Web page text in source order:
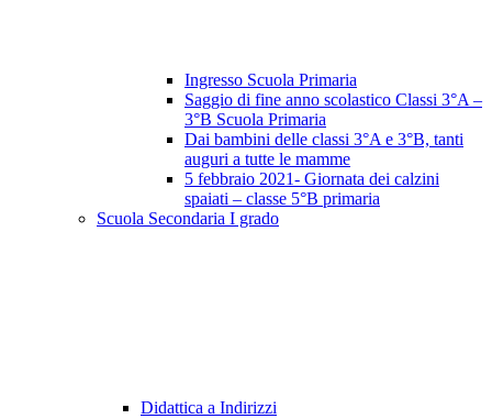
Ingresso Scuola Primaria
Saggio di fine anno scolastico Classi 3°A –
3°B Scuola Primaria
Dai bambini delle classi 3°A e 3°B, tanti
auguri a tutte le mamme
5 febbraio 2021- Giornata dei calzini
spaiati – classe 5°B primaria
Scuola Secondaria I grado
Didattica a Indirizzi